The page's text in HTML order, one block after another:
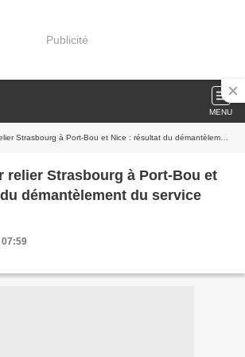
Publicité
MENU
à Port-Bou et Nice : résultat du démantèlement du service public
relier Strasbourg à Port-Bou et
démantèlement du service
07:59